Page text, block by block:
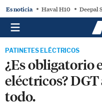
Es noticia Haval H10 Deepal
PATINETES ELÉCTRICOS
¿Es obligatorio
eléctricos?
todo.